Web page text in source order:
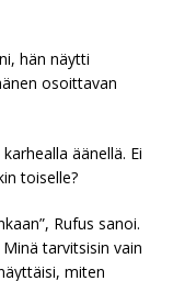
hän näytti
osoittavan
äänellä. Ei
toiselle?
Rufus sanoi.
tarvitsisin vain
miten